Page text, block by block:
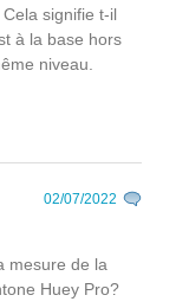
signifie t-il
à la base hors
niveau.
02/07/2022
mesure de la
Huey Pro?